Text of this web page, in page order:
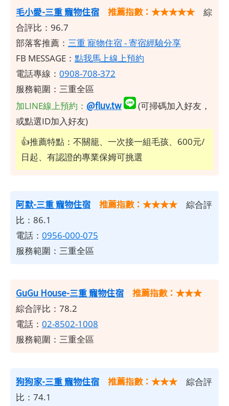
毛小愛-三重 寵物住宿 推薦指數：★★★★★ 綜
合評比：96.7
部落客推薦： 三重 寵物住宿 - 寄宿經驗分享
FB MESSAGE： 點我馬上線上預約
電話專線： 0908-708-372
服務範圍：三重全區
加LINE線上預約： @fluv.tw
(可掃碼加入好友，
或點選ID加入好友)
👍推薦特點：不關籠、一次接一組毛孩、600元/
日起、有認證的專業保姆可挑選
阿默-三重 寵物住宿 推薦指數：★★★★ 綜合評
比：86.1
電話： 0956-000-075
服務範圍：三重全區
GuGu House-三重 寵物住宿 推薦指數：★★★
綜合評比：78.2
電話： 02-8502-1008
服務範圍：三重全區
狗狗家-三重 寵物住宿 推薦指數：★★★ 綜合評
比：74.1